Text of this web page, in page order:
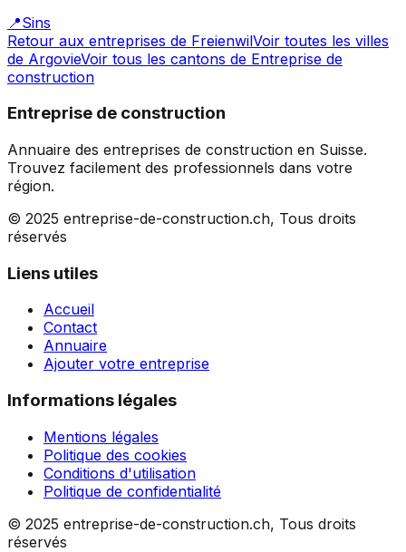
📍Sins
Retour aux entreprises de FreienwilVoir toutes les villes
de ArgovieVoir tous les cantons de Entreprise de
construction
Entreprise de construction
Annuaire des entreprises de construction en Suisse.
Trouvez facilement des professionnels dans votre
région.
© 2025 entreprise-de-construction.ch, Tous droits
réservés
Liens utiles
Accueil
Contact
Annuaire
Ajouter votre entreprise
Informations légales
Mentions légales
Politique des cookies
Conditions d'utilisation
Politique de confidentialité
© 2025 entreprise-de-construction.ch, Tous droits
réservés